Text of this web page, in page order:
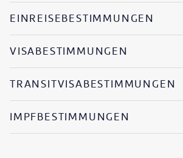
EINREISEBESTIMMUNGEN
VISABESTIMMUNGEN
TRANSITVISABESTIMMUNGEN
IMPFBESTIMMUNGEN